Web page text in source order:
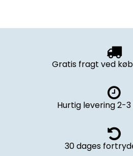
Gratis fragt ved
Hurtig levering 2-
30 dages